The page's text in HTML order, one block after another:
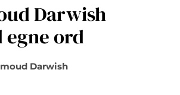
Darwish
egne ord
Darwish